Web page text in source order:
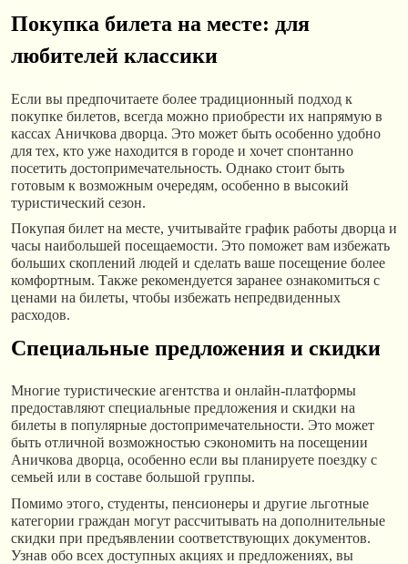
Покупка билета на месте: для
любителей классики
Если вы предпочитаете более традиционный подход к
покупке билетов, всегда можно приобрести их напрямую в
кассах Аничкова дворца. Это может быть особенно удобно
для тех, кто уже находится в городе и хочет спонтанно
посетить достопримечательность. Однако стоит быть
готовым к возможным очередям, особенно в высокий
туристический сезон.
Покупая билет на месте, учитывайте график работы дворца и
часы наибольшей посещаемости. Это поможет вам избежать
больших скоплений людей и сделать ваше посещение более
комфортным. Также рекомендуется заранее ознакомиться с
ценами на билеты, чтобы избежать непредвиденных
расходов.
Специальные предложения и скидки
Многие туристические агентства и онлайн-платформы
предоставляют специальные предложения и скидки на
билеты в популярные достопримечательности. Это может
быть отличной возможностью сэкономить на посещении
Аничкова дворца, особенно если вы планируете поездку с
семьей или в составе большой группы.
Помимо этого, студенты, пенсионеры и другие льготные
категории граждан могут рассчитывать на дополнительные
скидки при предъявлении соответствующих документов.
Узнав обо всех доступных акциях и предложениях, вы